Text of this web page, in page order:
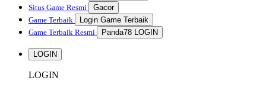
Situs Game Resmi
Gacor
Game Terbaik
Login Game Terbaik
Game Terbaik Resmi
Panda78 LOGIN
LOGIN
LOGIN